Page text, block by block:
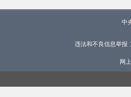
中
违法和不良信息举报
网